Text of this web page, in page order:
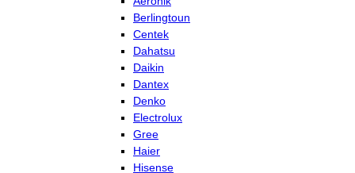
Berlingtoun
Centek
Dahatsu
Daikin
Dantex
Denko
Electrolux
Gree
Haier
Hisense